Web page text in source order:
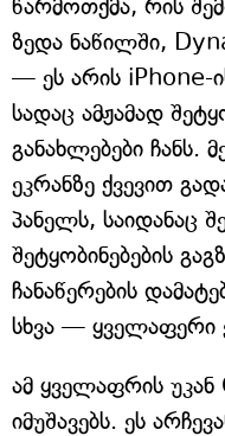
წარმოთქმა, რის
ზედა ნაწილში,
— ეს არის iPhone-
სადაც ამჟამად
განახლებები
ეკრანზე ქვევით
პანელს, საიდანაც
შეტყობინებების
ჩანაწერების
სხვა —
ამ ყველაფრის
იმუშავებს. ეს